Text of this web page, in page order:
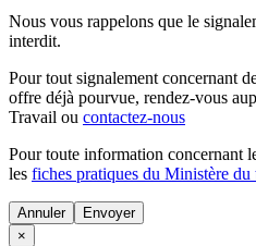
Nous vous rappelons que le
interdit.
Pour tout signalement concernant
offre déjà pourvue, rendez-vous
Travail ou contactez-nous
Pour toute information concernant
les fiches pratiques du Ministère du
Annuler
×